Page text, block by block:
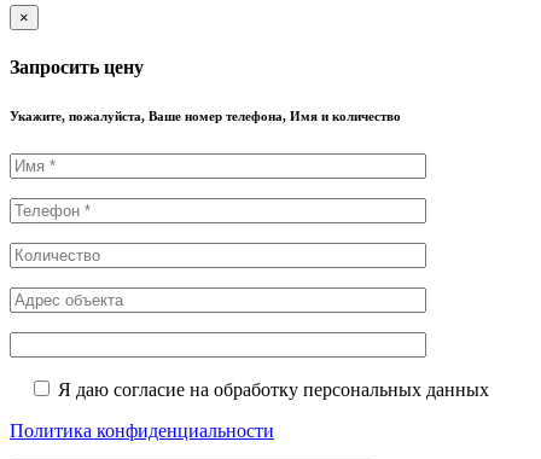
×
Запросить цену
Укажите, пожалуйста, Ваше номер телефона, Имя и количество
Я даю согласие на обработку персональных данных
Политика конфиденциальности